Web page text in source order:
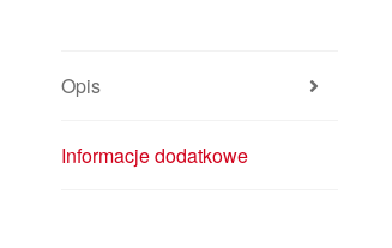
Opis
Informacje dodatkowe